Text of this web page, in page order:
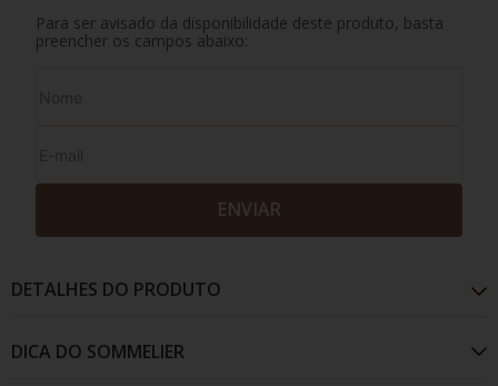
Para ser avisado da disponibilidade deste produto, basta
preencher os campos abaixo:
ENVIAR
DETALHES DO PRODUTO